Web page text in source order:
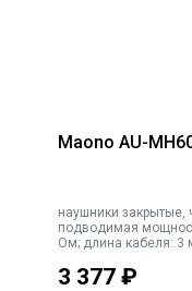
воспроизводимая
Цвет (базовый)
Длина упаковки, мм
Maono AU-
наушники закрытые,
подводимая
Ом; длина кабеля: 3
3 377₽